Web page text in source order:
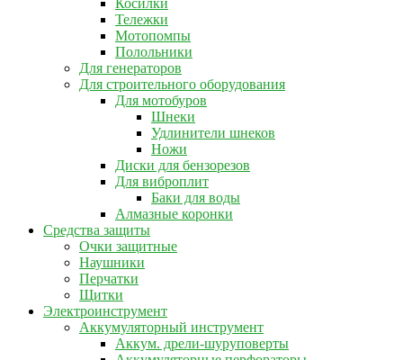
Косилки
Тележки
Мотопомпы
Полольники
Для генераторов
Для строительного оборудования
Для мотобуров
Шнеки
Удлинители шнеков
Ножи
Диски для бензорезов
Для виброплит
Баки для воды
Алмазные коронки
Средства защиты
Очки защитные
Наушники
Перчатки
Щитки
Электроинструмент
Аккумуляторный инструмент
Аккум. дрели-шуруповерты